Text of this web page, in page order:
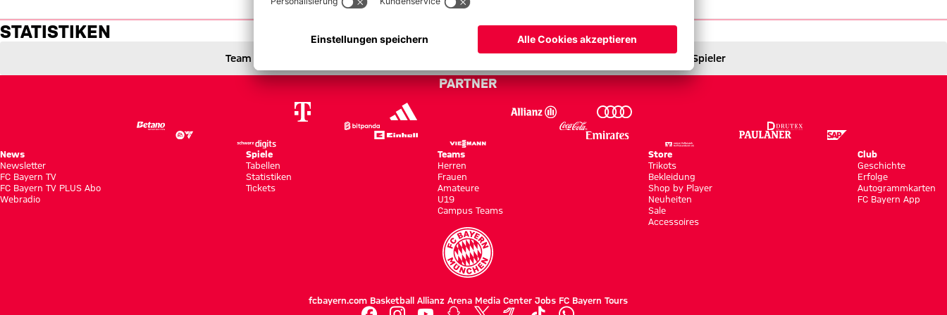
FC Bayern München gegen RB Leipzig
Statistiken: FC Bayern vs. Leipzig - Bundesliga 22/23
STATISTIKEN
Team Spieler
PARTNER
News
Newsletter
FC Bayern TV
FC Bayern TV PLUS Abo
Webradio
Spiele
Tabellen
Statistiken
Tickets
Teams
Herren
Frauen
Amateure
U19
Campus Teams
Store
Trikots
Bekleidung
Shop by Player
Neuheiten
Sale
Accessoires
Club
Geschichte
Erfolge
Autogrammkarten
FC Bayern App
fcbayern.com Basketball Allianz Arena Media Center Jobs FC Bayern Tours